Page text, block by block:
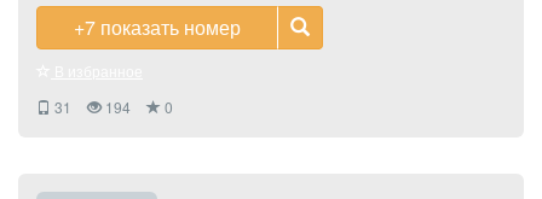
+7 показать номер
31
194 0